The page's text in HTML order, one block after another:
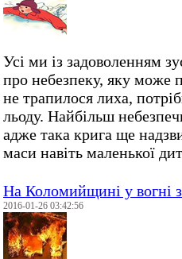
Усі ми із задоволенням
про небезпеку, яку може
не трапилося лиха,
льоду. Найбільш
адже така крига ще
маси навіть маленької
На Коломийщині у вогні
2016-01-26 03:42:56